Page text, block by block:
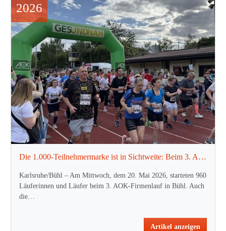
Die 1.000-Teilnehmermarke ist in Sichtweite: Beim 3. AOK-Firmenlauf Bühl sorgten 960 Läuferinnen und Läufer aus 57 Teams und Unternehmen über zwei Distanzen erneut für einen Teilnehmerrekord.
Karlsruhe/Bühl – Am Mittwoch, dem 20. Mai 2026, starteten 960
Läuferinnen und Läufer beim 3. AOK-Firmenlauf in Bühl. Auch
die…
Artikel anzeigen
2026